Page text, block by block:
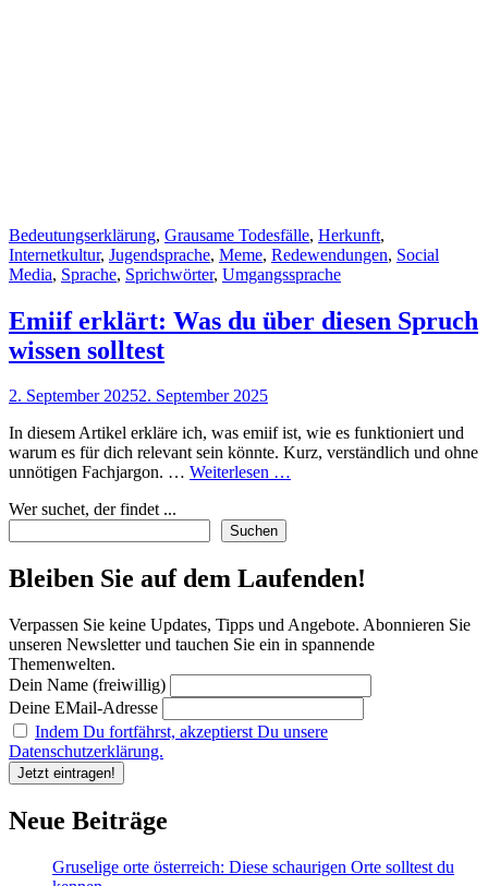
Cat
Links
Bedeutungserklärung, Grausame Todesfälle, Herkunft,
Internetkultur, Jugendsprache, Meme, Redewendungen, Social
Media, Sprache, Sprichwörter, Umgangssprache
Emiif erklärt: Was du über diesen Spruch
wissen solltest
Posted
2. September 20252. September 2025
In diesem Artikel erkläre ich, was emiif ist, wie es funktioniert und
warum es für dich relevant sein könnte. Kurz, verständlich und ohne
unnötigen Fachjargon. … Weiterlesen …
diesen
Spruch
solltest
Wer suchet, der findet ...
Suchen
Bleiben Sie auf dem Laufenden!
Verpassen Sie keine Updates, Tipps und Angebote. Abonnieren Sie
unseren Newsletter und tauchen Sie ein in spannende
Themenwelten.
Dein Name (freiwillig)
Deine EMail-Adresse
Indem Du fortfährst, akzeptierst Du unsere
Datenschutzerklärung.
Neue Beiträge
Gruselige orte österreich: Diese schaurigen Orte solltest du